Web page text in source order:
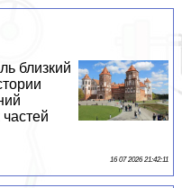
близкий
16 07 2026 21:42:11